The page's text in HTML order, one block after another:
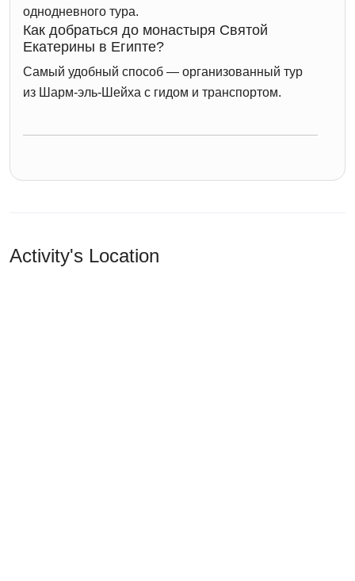
однодневного тура.
Как добраться до монастыря Святой
Екатерины в Египте?
Самый удобный способ — организованный тур
из Шарм-эль-Шейха с гидом и транспортом.
Activity's Location